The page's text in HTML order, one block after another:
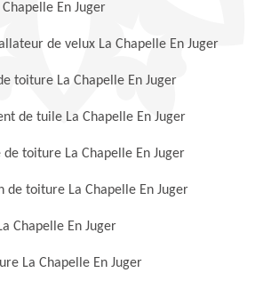
En Juger
de velux La Chapelle En Juger
toiture La Chapelle En Juger
de tuile La Chapelle En Juger
de toiture La Chapelle En Juger
de toiture La Chapelle En Juger
Chapelle En Juger
La Chapelle En Juger